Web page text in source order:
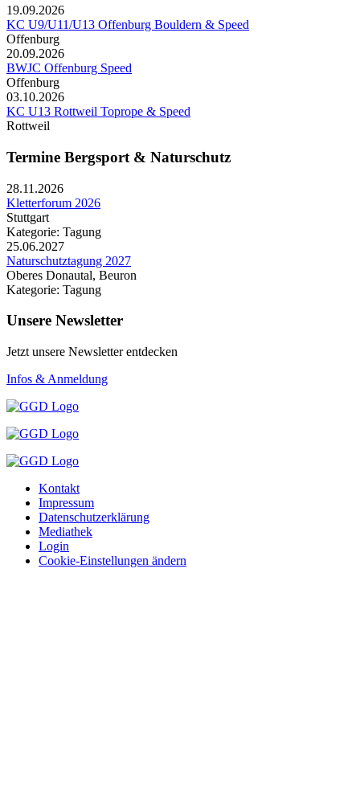
19.09.2026
KC U9/U11/U13 Offenburg Bouldern & Speed
Offenburg
20.09.2026
BWJC Offenburg Speed
Offenburg
03.10.2026
KC U13 Rottweil Toprope & Speed
Rottweil
Termine Bergsport & Naturschutz
28.11.2026
Kletterforum 2026
Stuttgart
Kategorie: Tagung
25.06.2027
Naturschutztagung 2027
Oberes Donautal, Beuron
Kategorie: Tagung
Unsere Newsletter
Jetzt unsere Newsletter entdecken
Infos & Anmeldung
Kontakt
Impressum
Datenschutzerklärung
Mediathek
Login
Cookie-Einstellungen ändern